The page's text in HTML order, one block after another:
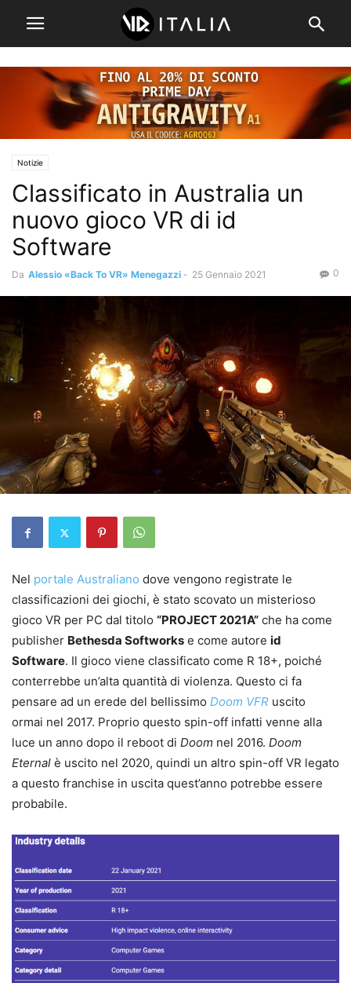
Notizie
Classificato in Australia un
nuovo gioco VR di id
Software
Da Alessio «Back To VR» Menegazzi - 25 Gennaio 2021 0
Nel portale Australiano dove vengono registrate le
classificazioni dei giochi, è stato scovato un misterioso
gioco VR per PC dal titolo “PROJECT 2021A” che ha come
publisher Bethesda Softworks e come autore id
Software. Il gioco viene classificato come R 18+, poiché
conterrebbe un’alta quantità di violenza. Questo ci fa
pensare ad un erede del bellissimo Doom VFR uscito
ormai nel 2017. Proprio questo spin-off infatti venne alla
luce un anno dopo il reboot di Doom nel 2016. Doom
Eternal è uscito nel 2020, quindi un altro spin-off VR legato
a questo franchise in uscita quest’anno potrebbe essere
probabile.